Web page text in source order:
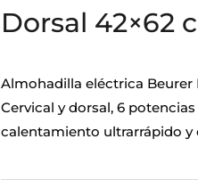
Dorsal 42×62
Almohadilla eléctrica Beurer
Cervical y dorsal, 6
calentamiento ultrarrápido y